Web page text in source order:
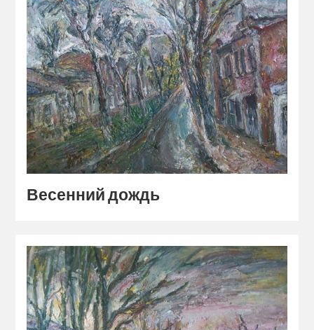
Весенний дождь